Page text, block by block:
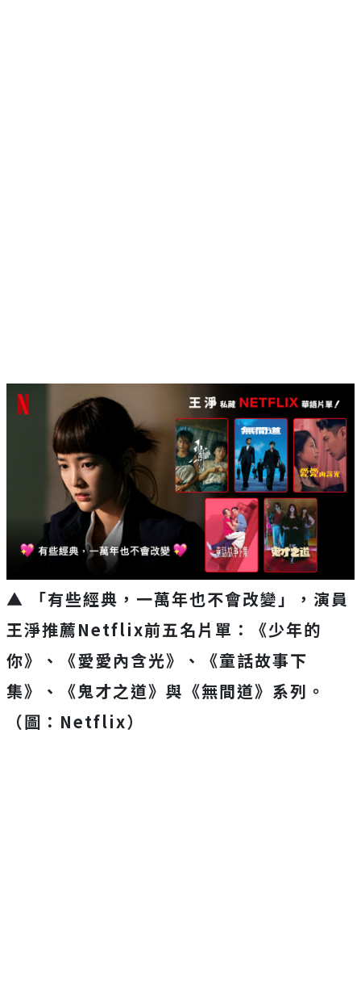
▲ 「有些經典，一萬年也不會改變」， 演員
王淨推薦Netflix前五名片單：《少年的
你》、《愛愛內含光》、《童話故事下
集》、《鬼才之道》與《無間道》系列。
（圖：Netflix）